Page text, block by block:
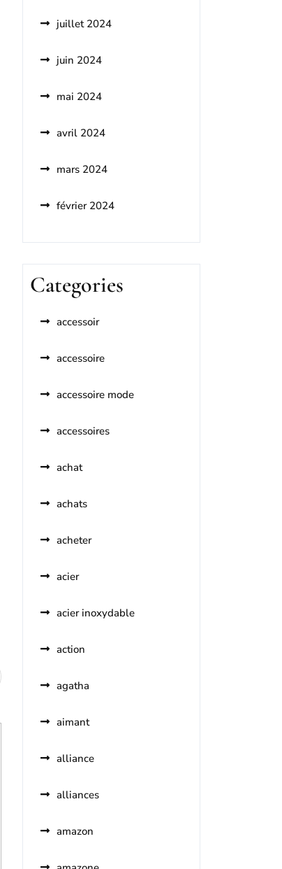
juillet 2024
juin 2024
mai 2024
avril 2024
mars 2024
février 2024
Categories
accessoir
accessoire
accessoire mode
accessoires
achat
achats
acheter
acier
acier inoxydable
action
agatha
aimant
alliance
alliances
amazon